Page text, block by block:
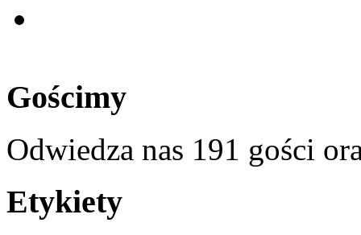
Gościmy
Odwiedza nas 191 gości
Etykiety